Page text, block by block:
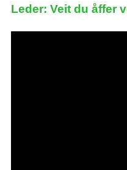
Leder: Veit du åffer